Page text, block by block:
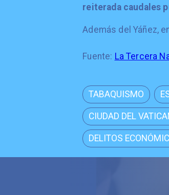
reiterada caudales
Además del Yáñez,
Fuente: La Tercera
TABAQUISMO
CIUDAD DEL
DELITOS